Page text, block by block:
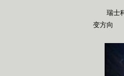
瑞士科
变方向